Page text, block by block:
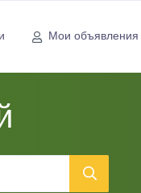
Мои объявления